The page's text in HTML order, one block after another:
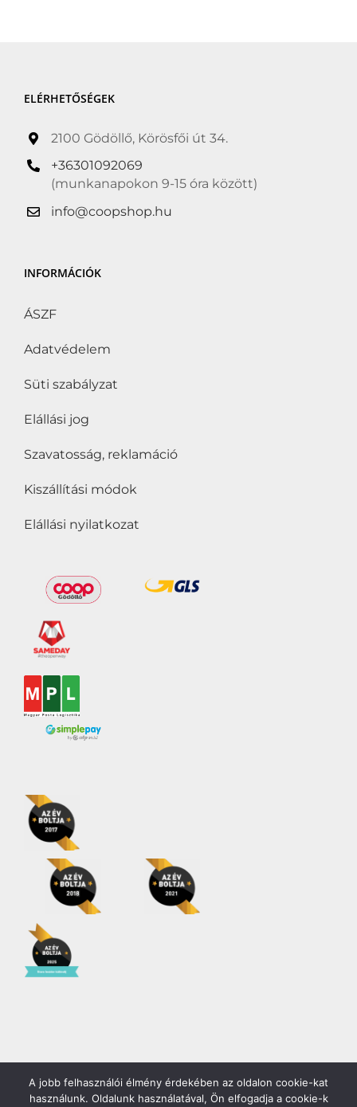
ELÉRHETŐSÉGEK
2100 Gödöllő, Körösfői út 34.
+36301092069
(munkanapokon 9-15 óra között)
info@coopshop.hu
INFORMÁCIÓK
ÁSZF
Adatvédelem
Süti szabályzat
Elállási jog
Szavatosság, reklamáció
Kiszállítási módok
Elállási nyilatkozat
Copyright 2026 | Minden jog fenntartva! |Gödöllő COOP Zrt.
A jobb felhasználói élmény érdekében az oldalon cookie-kat
használunk. Oldalunk használatával, Ön elfogadja a cookie-k